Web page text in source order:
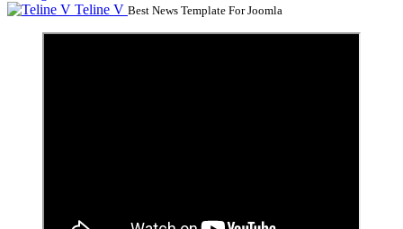
Teline V Best News Template For Joomla